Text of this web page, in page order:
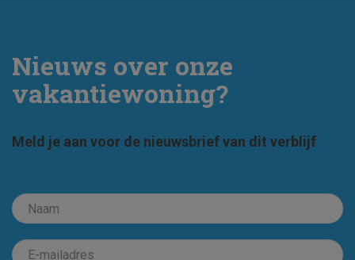
Nieuws over onze
vakantiewoning?
Meld je aan voor de nieuwsbrief van dit verblijf